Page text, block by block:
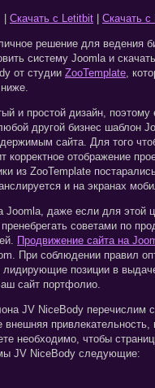
Скачать с Letitbit Скачать с
решение для ведения
систему Joomla и
от студии ZooTemplate,
и простой дизайн,
другой бизнес шаблон
сайта. Для того
отображение
из ZooTemplate
и на экранах
Joomla, даже если для этой
советами по
Продвижение сайта на
При соблюдении правил
позиции в
сайт портфолио.
JV NiceBody перечислим
необходимо, чтобы
JV NiceBody следующие: